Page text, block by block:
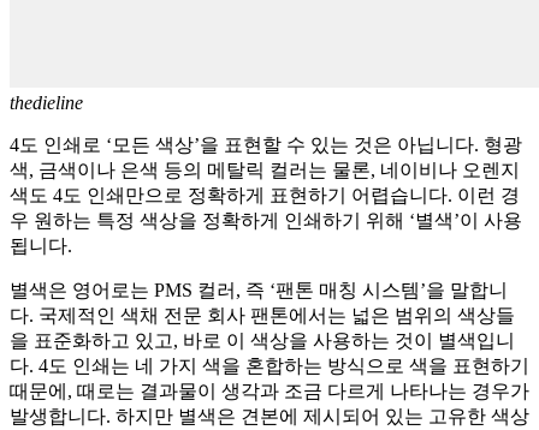
thedieline
4도 인쇄로 ‘모든 색상’을 표현할 수 있는 것은 아닙니다. 형광
색, 금색이나 은색 등의 메탈릭 컬러는 물론, 네이비나 오렌지
색도 4도 인쇄만으로 정확하게 표현하기 어렵습니다. 이런 경
우 원하는 특정 색상을 정확하게 인쇄하기 위해 ‘별색’이 사용
됩니다.
별색은 영어로는 PMS 컬러, 즉 ‘팬톤 매칭 시스템’을 말합니
다. 국제적인 색채 전문 회사 팬톤에서는 넓은 범위의 색상들
을 표준화하고 있고, 바로 이 색상을 사용하는 것이 별색입니
다. 4도 인쇄는 네 가지 색을 혼합하는 방식으로 색을 표현하기
때문에, 때로는 결과물이 생각과 조금 다르게 나타나는 경우가
발생합니다. 하지만 별색은 견본에 제시되어 있는 고유한 색상